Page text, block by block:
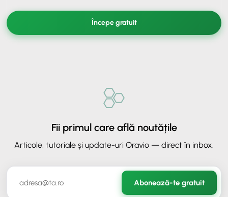
Începe gratuit
Fii primul care află noutățile
Articole, tutoriale și update-uri Oravio — direct în inbox.
Abonează-te gratuit
ORAVIO - Asistent AI